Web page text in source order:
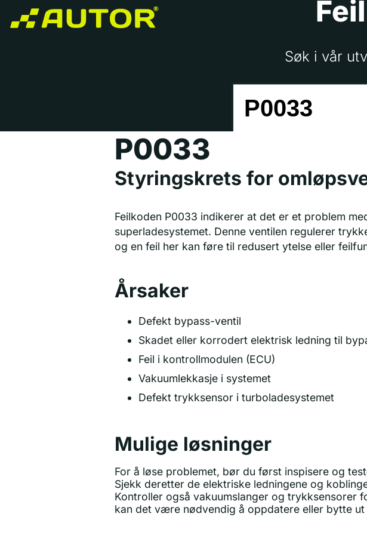
Søk i vår
P0033
Styringskrets for
Feilkoden P0033 indikerer at det er et problem
superladesystemet. Denne ventilen regulerer
og en feil her kan føre til redusert ytelse eller
Årsaker
Defekt bypass-ventil
Skadet eller korrodert elektrisk ledning til
Feil i kontrollmodulen (ECU)
Vakuumlekkasje i systemet
Defekt trykksensor i turboladesystemet
Mulige løsninger
For å løse problemet, bør du først inspisere og
Sjekk deretter de elektriske ledningene og
Kontroller også vakuumslanger og trykksensorer
kan det være nødvendig å oppdatere eller bytte ut